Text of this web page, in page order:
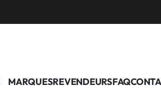
MARQUESREVENDEURSFAQ